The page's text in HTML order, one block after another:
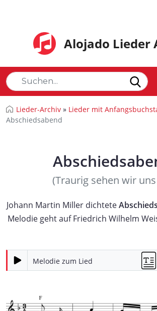
Alojado Lieder
Lieder-Archiv » Lieder mit
Abschiedsabend
(Traurig sehen wir
Johann Martin Miller dichtete
Melodie geht auf Friedrich Wilhelm
Melodie zum Lied